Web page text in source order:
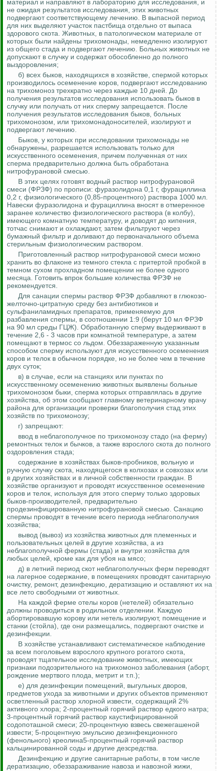
материал и направляют в лабораторию для исследования, и
не ожидая результатов исследования, этих животных
подвергают соответствующему лечению. В выпасной период
для них выделяют участок пастбища отдельно от выпаса
здорового скота. Животных, в патологическом материале от
которых были найдены трихомонады, немедленно изолируют
из общего стада и подвергают лечению. Больных животных не
допускают в случку и содержат обособленно до полного
выздоровления;
б) всех быков, находящихся в хозяйстве, спермой которых
производилось осеменение коров, подвергают исследованию
на трихомоноз трехкратно через каждые 10 дней. До
получения результатов исследования использовать быков в
случку или получать от них сперму запрещается. После
получения результатов исследования быков, больных
трихомонозом, или трихомонадоносителей, изолируют и
подвергают лечению.
Быков, у которых при исследовании трихомонады не
обнаружены, разрешается использовать только для
искусственного осеменения, причем полученная от них
сперма предварительно должна быть обработана
нитрофурановой смесью.
В этих целях готовят водный раствор нитрофурановой
смеси (ФРЗФ) по прописи: фуразолидона 0,1 г, фурациллина
0,2 г, физиологического (0,85-процентного) раствора 1000 мл.
Навески фуразолидона и фурациллина вносят в отмеренное
заранее количество физиологического раствора (в колбу),
имеющего комнатную температуру, и доводят до кипения,
тотчас снимают и охлаждают, затем фильтруют через
бумажный фильтр и доливают до первоначального объема
стерильным физиологическим раствором.
Приготовленный раствор нитрофурановой смеси можно
хранить во флаконе из темного стекла с притертой пробкой в
темном сухом прохладном помещении не более одного
месяца. Готовить впрок большие количества ФРЗФ не
рекомендуется.
Для санации спермы раствор ФРЗФ добавляют в глюкозо-
желточно-цитратную среду без антибиотиков и
сульфаниламидных препаратов, применяемую для
разбавления спермы, в соотношении 1:9 (берут 10 мл ФРЗФ
на 90 мл среды ГЦЖ). Обработанную сперму выдерживают в
течение 2,6 - 3 часов при комнатной температуре, а затем
помещают в термос со льдом. Обеззараженную указанным
способом сперму используют для искусственного осеменения
коров и телок в обычном порядке, но не более чем в течение
двух суток;
в) в случае, если на станциях или пунктах по
искусственному осеменению животных выявлены больные
трихомонозом быки, сперма которых отправлялась в другие
хозяйства, об этом сообщают главному ветеринарному врачу
района для организации проверки благополучия стад этих
хозяйств по трихомонозу;
г) запрещают:
ввод в неблагополучное по трихомонозу стадо (на ферму)
ремонтных телок и бычков, а также взрослого скота до полного
оздоровления стада;
содержание в хозяйствах быков-пробников, вольную и
ручную случку скота, находящегося в колхозах и совхозах или
в других хозяйствах и в личной собственности граждан. В
хозяйстве организуют и проводят искусственное осеменение
коров и телок, используя для этого сперму только здоровых
быков-производителей, предварительно
продезинфицированную нитрофурановой смесью. Санацию
спермы проводят в течение всего периода неблагополучия
хозяйства;
вывод (вывоз) из хозяйства животных для племенных и
пользовательных целей в другие хозяйства, а из
неблагополучной фермы (стада) и внутри хозяйства для
любых целей, кроме как для убоя на мясо;
д) в летний период скот неблагополучных ферм переводят
на лагерное содержание, в помещениях проводят санитарную
очистку, ремонт, дезинфекцию, дератизацию и оставляют их на
все лето свободными от животных.
На каждой ферме отелы коров (нетелей) обязательно
должны проводиться в родильном отделении. Каждую
абортировавшую корову или нетель изолируют, помещение и
станки (стойла), где они размещались, подвергают очистке и
дезинфекции.
В хозяйстве устанавливают систематическое наблюдение
за всем поголовьем взрослого крупного рогатого скота,
проводят тщательное исследование животных, имеющих
признаки подозрительного на трихомоноз заболевания (аборт,
рождение мертвого плода, метрит и т.п.);
е) для дезинфекции помещений, выгульных дворов,
предметов ухода за животными и других объектов применяют
осветленный раствор хлорной извести, содержащий 2%
активного хлора; 2-процентный горячий раствор едкого натра;
3-процентный горячий раствор каустифицированной
содопоташной смеси; 20-процентную взвесь свежегашеной
извести; 5-процентную эмульсию дезинфекционного
(фенольного) креолина5-процентный горячий раствор
кальцинированной соды и другие дезсредства.
Дезинфекцию и другие санитарные работы, в том числе
дератизацию, обеззараживание навоза и навозной жижи,